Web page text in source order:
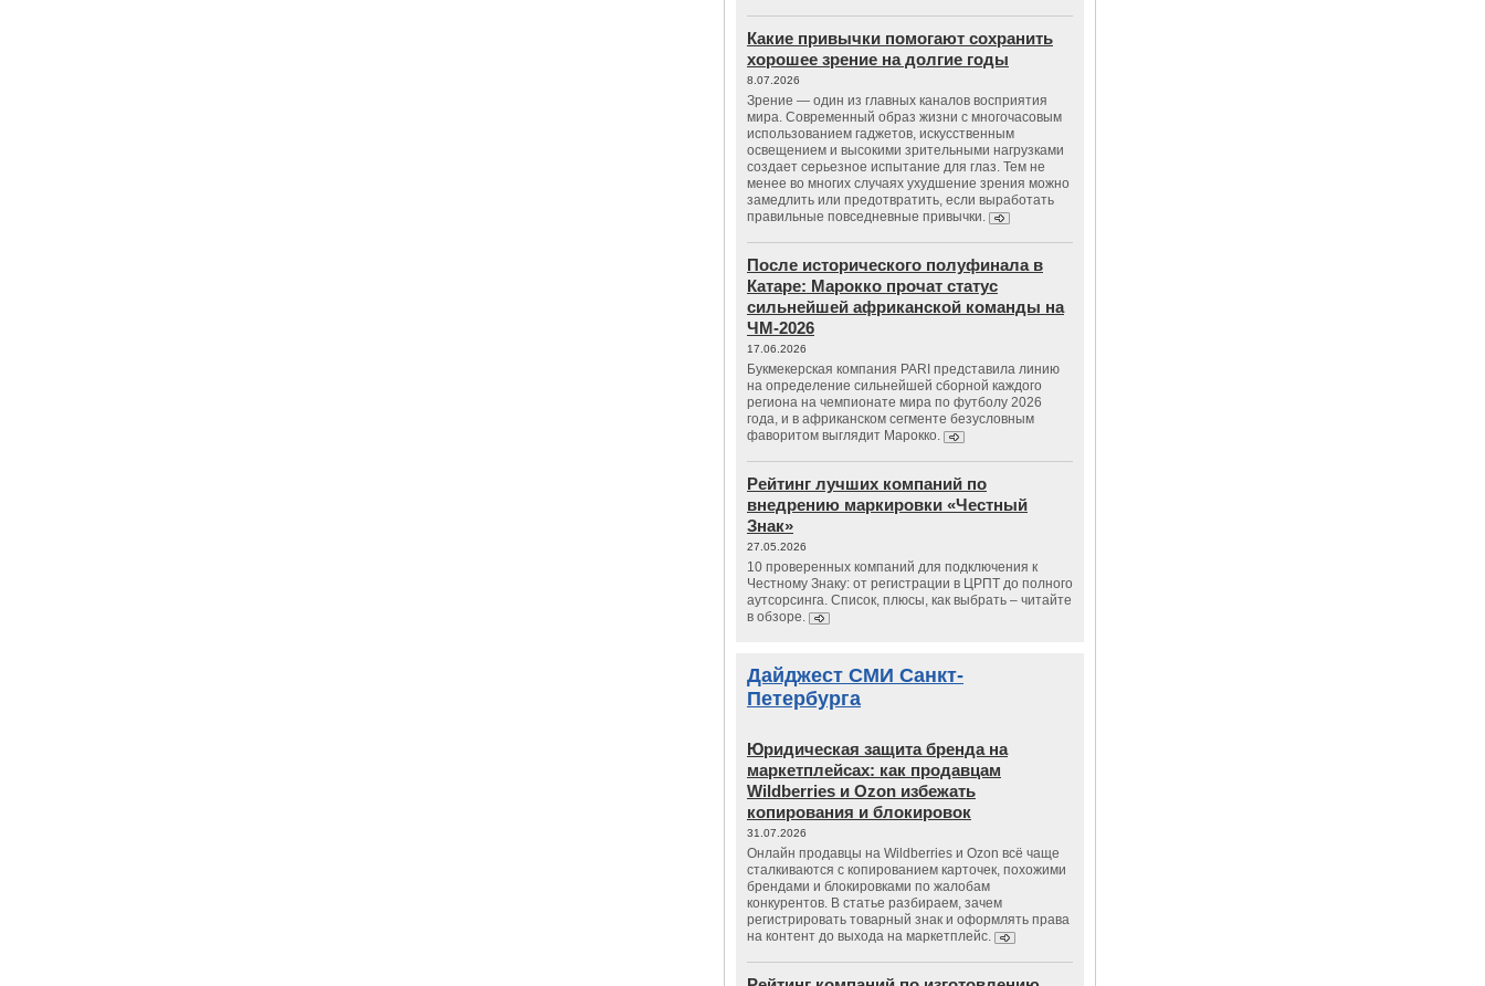
Какие привычки помогают сохранить
хорошее зрение на долгие годы
8.07.2026
Зрение — один из главных каналов восприятия
мира. Современный образ жизни с многочасовым
использованием гаджетов, искусственным
освещением и высокими зрительными нагрузками
создает серьезное испытание для глаз. Тем не
менее во многих случаях ухудшение зрения можно
замедлить или предотвратить, если выработать
правильные повседневные привычки.
После исторического полуфинала в
Катаре: Марокко прочат статус
сильнейшей африканской команды на
ЧМ-2026
17.06.2026
Букмекерская компания PARI представила линию
на определение сильнейшей сборной каждого
региона на чемпионате мира по футболу 2026
года, и в африканском сегменте безусловным
фаворитом выглядит Марокко.
Рейтинг лучших компаний по
внедрению маркировки «Честный
Знак»
27.05.2026
10 проверенных компаний для подключения к
Честному Знаку: от регистрации в ЦРПТ до полного
аутсорсинга. Список, плюсы, как выбрать – читайте
в обзоре.
Дайджест СМИ Санкт-
Петербурга
Юридическая защита бренда на
маркетплейсах: как продавцам
Wildberries и Ozon избежать
копирования и блокировок
31.07.2026
Онлайн продавцы на Wildberries и Ozon всё чаще
сталкиваются с копированием карточек, похожими
брендами и блокировками по жалобам
конкурентов. В статье разбираем, зачем
регистрировать товарный знак и оформлять права
на контент до выхода на маркетплейс.